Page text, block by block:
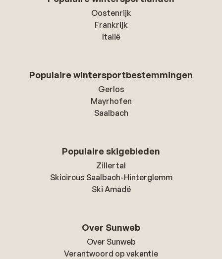
Oostenrijk
Frankrijk
Italië
Populaire wintersportbestemmingen
Gerlos
Mayrhofen
Saalbach
Populaire skigebieden
Zillertal
Skicircus Saalbach-Hinterglemm
Ski Amadé
Over Sunweb
Over Sunweb
Verantwoord op vakantie